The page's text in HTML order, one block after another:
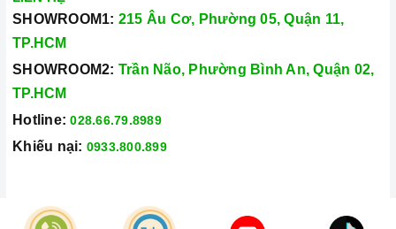
SHOWROOM1: 215 Âu Cơ, Phường 05, Quận 11,
TP.HCM
SHOWROOM2: Trần Não, Phường Bình An, Quận 02,
TP.HCM
Hotline: 028.66.79.8989
Khiếu nại: 0933.800.899
© Bản quyền thuộc vềCông Ty TNHH Home Best Việt Nam